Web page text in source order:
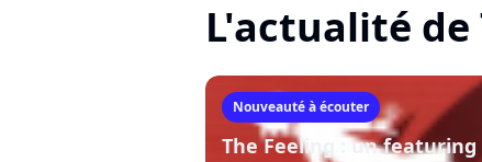
L'actualité de
Nouveauté à écouter
The Feeling : un featuring